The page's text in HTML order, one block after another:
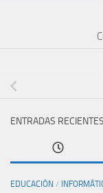
ENTRADAS RECIENTES
EDUCACIÓN /